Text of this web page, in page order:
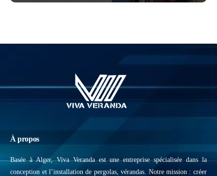
À propos
Basée à Alger, Viva Veranda est une entreprise spécialisée dans la
conception et l’installation de pergolas, vérandas. Notre mission : créer